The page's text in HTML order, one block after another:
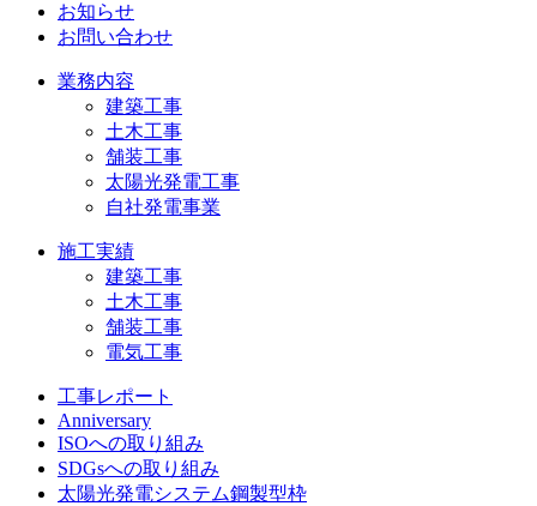
お知らせ
お問い合わせ
業務内容
建築工事
土木工事
舗装工事
太陽光発電工事
自社発電事業
施工実績
建築工事
土木工事
舗装工事
電気工事
工事レポート
Anniversary
ISOへの取り組み
SDGsへの取り組み
太陽光発電システム鋼製型枠